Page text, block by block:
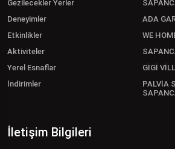
Gezilecekler Yerler
Deneyimler
Etkinlikler
Aktiviteler
Yerel Esnaflar
İndirimler
ADA
WE
GİGİ
PALVİA
İletişim Bilgileri